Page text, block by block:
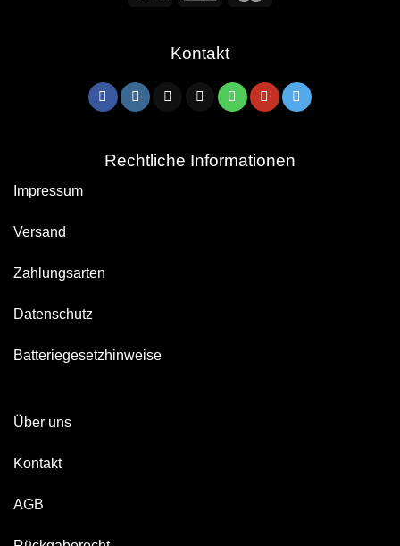
Kontakt
Rechtliche Informationen
Impressum
Versand
Zahlungsarten
Datenschutz
Batteriegesetzhinweise
Über uns
Kontakt
AGB